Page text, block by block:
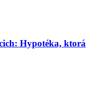
Hypotéka, ktorá